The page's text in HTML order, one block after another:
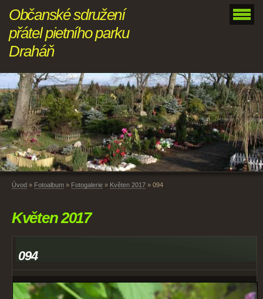
Občanské sdružení
přátel pietního parku
Draháň
Úvod » Fotoalbum » Fotogalerie » Květen 2017 » 094
Květen 2017
094